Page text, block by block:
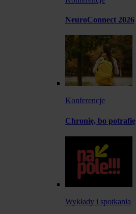
NeuroConnect 2026
Konferencje
Chronię, bo potrafię
Wykłady i spotkania